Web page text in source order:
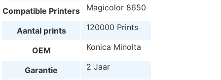
Compatible Printers Magicolor 8650
Aantal prints 120000 Prints
OEM Konica Minolta
Garantie 2 Jaar